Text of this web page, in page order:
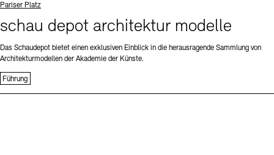
Standort
Pariser Platz
schau depot architektur modelle
Das Schaudepot bietet einen exklusiven Einblick in die herausragende Sammlung von
Architekturmodellen der Akademie der Künste.
Führung